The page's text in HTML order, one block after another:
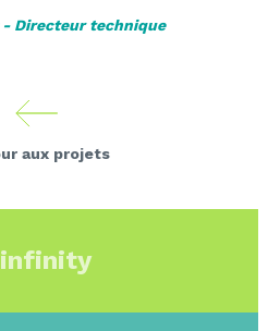
Directeur technique
aux projets